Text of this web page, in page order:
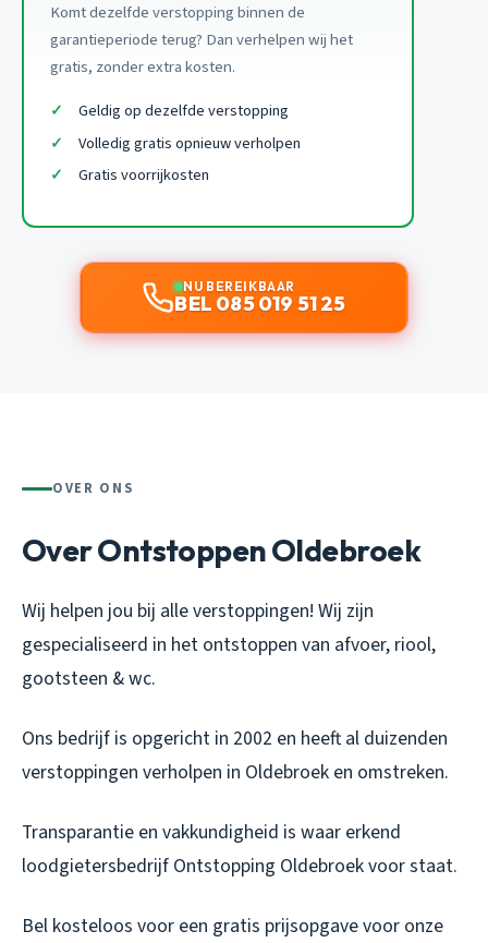
Komt dezelfde verstopping binnen de
garantieperiode terug? Dan verhelpen wij het
gratis, zonder extra kosten.
Geldig op dezelfde verstopping
Volledig gratis opnieuw verholpen
Gratis voorrijkosten
NU BEREIKBAAR
BEL 085 019 51 25
OVER ONS
Over Ontstoppen Oldebroek
Wij helpen jou bij alle verstoppingen! Wij zijn
gespecialiseerd in het ontstoppen van afvoer, riool,
gootsteen & wc.
Ons bedrijf is opgericht in 2002 en heeft al duizenden
verstoppingen verholpen in Oldebroek en omstreken.
Transparantie en vakkundigheid is waar erkend
loodgietersbedrijf Ontstopping Oldebroek voor staat.
Bel kosteloos voor een gratis prijsopgave voor onze